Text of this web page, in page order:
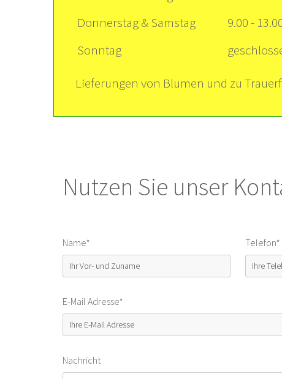
Donnerstag & Samstag
9.00 -
Sonntag
Lieferungen von Blumen und zu
Nutzen Sie unser
Name* Telefon*
E-Mail Adresse*
Nachricht